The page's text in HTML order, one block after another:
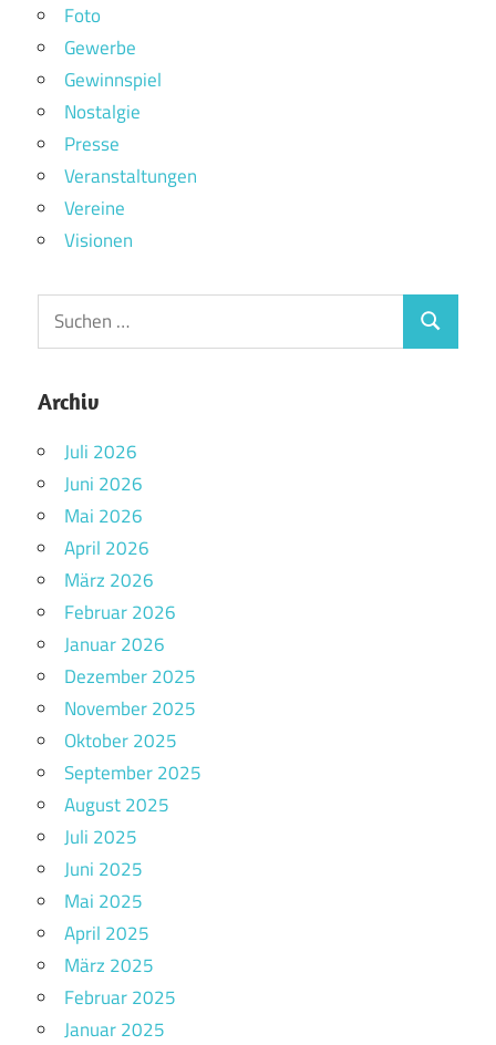
Foto
Gewerbe
Gewinnspiel
Nostalgie
Presse
Veranstaltungen
Vereine
Visionen
Archiv
Juli 2026
Juni 2026
Mai 2026
April 2026
März 2026
Februar 2026
Januar 2026
Dezember 2025
November 2025
Oktober 2025
September 2025
August 2025
Juli 2025
Juni 2025
Mai 2025
April 2025
März 2025
Februar 2025
Januar 2025